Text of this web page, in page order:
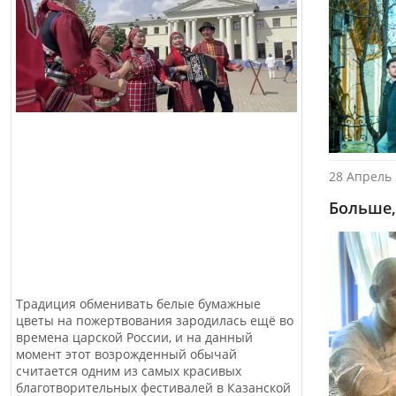
Традиция обменивать белые бумажные
цветы на пожертвования зародилась ещё во
времена царской России, и на данный
момент этот возрожденный обычай
считается одним из самых красивых
благотворительных фестивалей в Казанской
28 Апрель